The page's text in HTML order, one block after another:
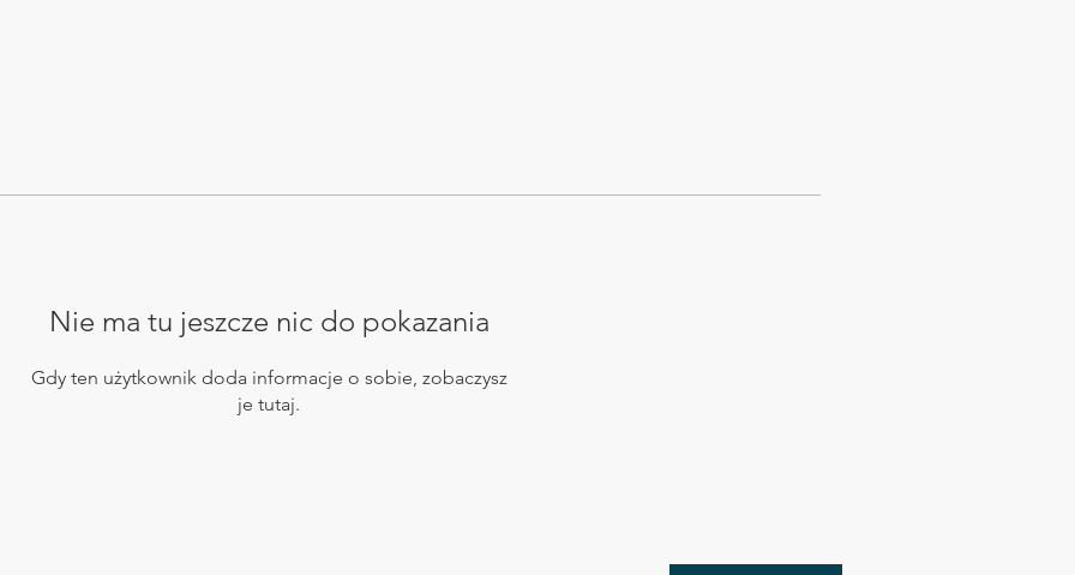
Nie ma tu jeszcze nic do pokazania
Gdy ten użytkownik doda informacje o sobie, zobaczysz
je tutaj.